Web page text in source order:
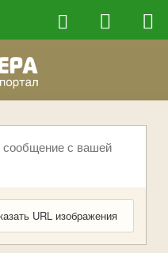
сообщение с вашей
URL изображения